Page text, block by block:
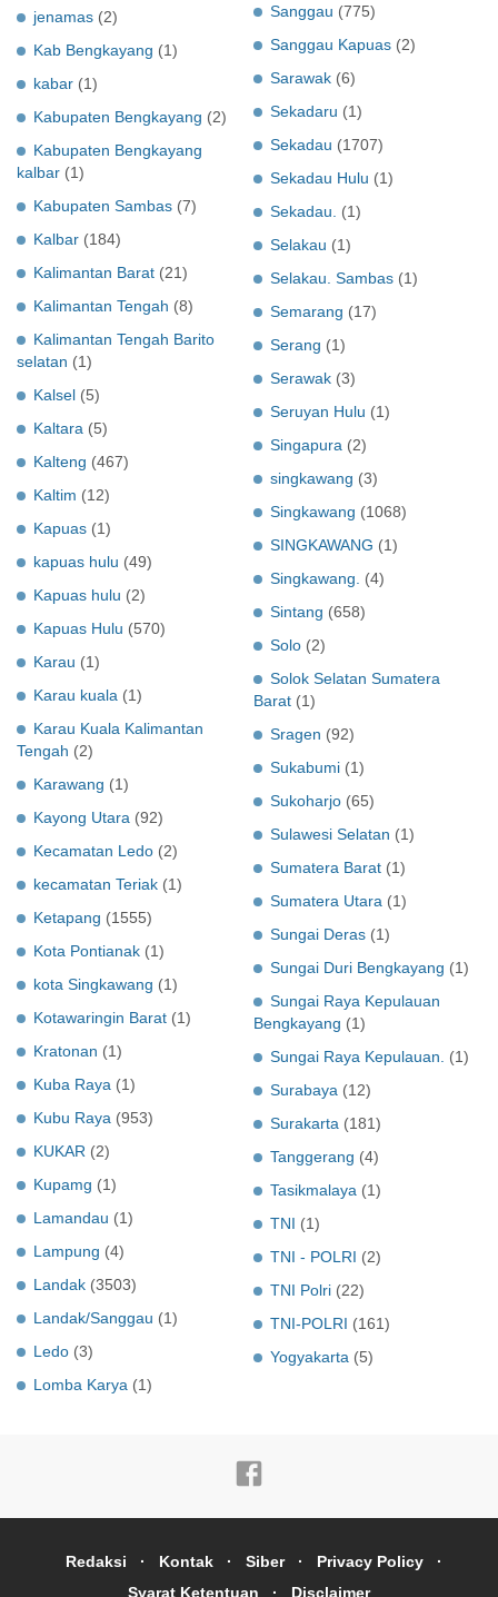
jenamas (2)
Kab Bengkayang (1)
kabar (1)
Kabupaten Bengkayang (2)
Kabupaten Bengkayang
kalbar (1)
Kabupaten Sambas (7)
Kalbar (184)
Kalimantan Barat (21)
Kalimantan Tengah (8)
Kalimantan Tengah Barito
selatan (1)
Kalsel (5)
Kaltara (5)
Kalteng (467)
Kaltim (12)
Kapuas (1)
kapuas hulu (49)
Kapuas hulu (2)
Kapuas Hulu (570)
Karau (1)
Karau kuala (1)
Karau Kuala Kalimantan
Tengah (2)
Karawang (1)
Kayong Utara (92)
Kecamatan Ledo (2)
kecamatan Teriak (1)
Ketapang (1555)
Kota Pontianak (1)
kota Singkawang (1)
Kotawaringin Barat (1)
Kratonan (1)
Kuba Raya (1)
Kubu Raya (953)
KUKAR (2)
Kupamg (1)
Lamandau (1)
Lampung (4)
Landak (3503)
Landak/Sanggau (1)
Ledo (3)
Lomba Karya (1)
Sanggau (775)
Sanggau Kapuas (2)
Sarawak (6)
Sekadaru (1)
Sekadau (1707)
Sekadau Hulu (1)
Sekadau.
(1)
Selakau (1)
Selakau. Sambas (1)
Semarang (17)
Serang (1)
Serawak (3)
Seruyan Hulu (1)
Singapura (2)
singkawang (3)
Singkawang (1068)
SINGKAWANG (1)
Singkawang.
(4)
Sintang (658)
Solo (2)
Solok Selatan Sumatera
Barat (1)
Sragen (92)
Sukabumi (1)
Sukoharjo (65)
Sulawesi Selatan (1)
Sumatera Barat (1)
Sumatera Utara (1)
Sungai Deras (1)
Sungai Duri Bengkayang (1)
Sungai Raya Kepulauan
Bengkayang (1)
Sungai Raya Kepulauan.
(1)
Surabaya (12)
Surakarta (181)
Tanggerang (4)
Tasikmalaya (1)
TNI (1)
TNI - POLRI (2)
TNI Polri (22)
TNI-POLRI (161)
Yogyakarta (5)
Redaksi Kontak Siber
Privacy Policy
Syarat Ketentuan
Disclaimer